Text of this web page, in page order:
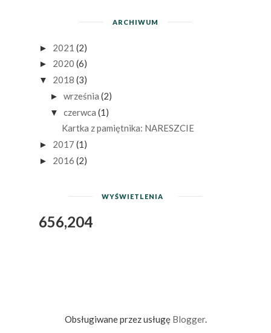
ARCHIWUM
► 2021 (2)
► 2020 (6)
▼ 2018 (3)
► września (2)
▼ czerwca (1)
Kartka z pamiętnika: NARESZCIE
► 2017 (1)
► 2016 (2)
WYŚWIETLENIA
656,204
Obsługiwane przez usługę Blogger.